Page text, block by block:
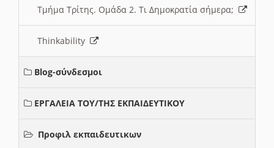
Τμήμα Τρίτης. Ομάδα 2. Τι Δημοκρατία σήμερα;
Thinkability
Blog-σύνδεσμοι
ΕΡΓΑΛΕΙΑ ΤΟΥ/ΤΗΣ ΕΚΠΑΙΔΕΥΤΙΚΟΥ
Προφιλ εκπαιδευτικων